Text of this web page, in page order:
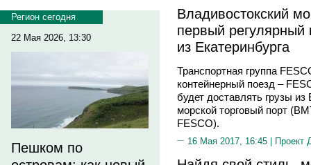
Регион сегодня
22 Мая 2026, 13:30
Пешком по
Владивостокский
первый регулярный
из Екатеринбурга
Транспортная группа
контейнерный поезд ‒
будет доставлять грузы
морской торговый порт
FESCO).
16 Мая 2017, 16:45 | Проект